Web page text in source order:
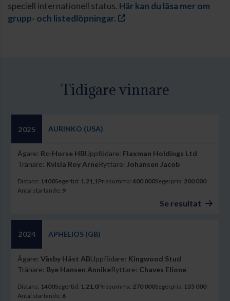
speciell internationell status. Här kan du läsa mer om
grupp- och listedlöpningar.
Tidigare vinnare
2025 AURINKO (USA)
Ägare: Rc-Horse HBUppfödare: Flaxman Holdings Ltd
Tränare: Kvisla Roy ArneRyttare: Johansen Jacob
Distans: 1400Segertid: 1.21,1 Prissumma:400 000Segerpris: 200 000
Antal startande: 9
Se resultat
2024 APHELIOS (GB)
Ägare:Väsby Häst ABUppfödare: Kingwood Stud
Tränare: Bye Hansen AnnikeRyttare: Chaves Elione
Distans: 1400Segertid: 1.21,0Prissumma: 270 000Segerpris: 135 000
Antal startande: 6